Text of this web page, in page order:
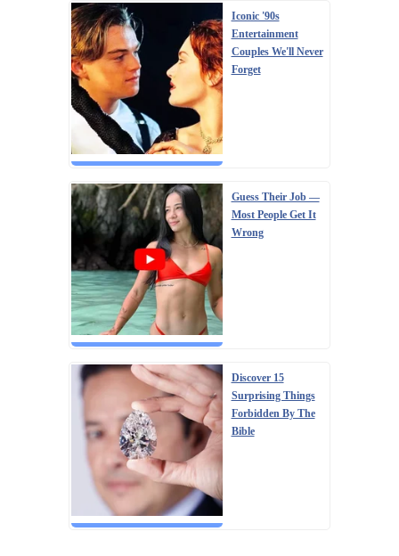
Iconic '90s
Entertainment
Couples We'll Never
Forget
Guess Their Job —
Most People Get It
Wrong
Discover 15
Surprising Things
Forbidden By The
Bible